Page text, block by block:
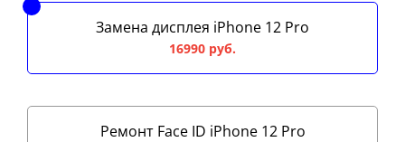
Замена дисплея iPhone 12 Pro
16990 руб.
Ремонт Face ID iPhone 12 Pro